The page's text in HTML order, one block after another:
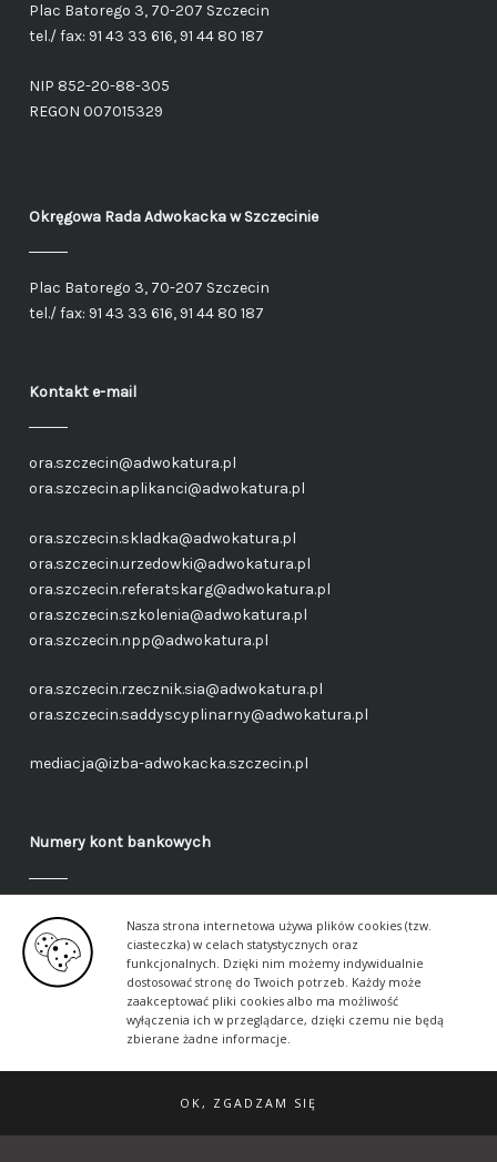
Nasza strona internetowa używa plików cookies (tzw.
ciasteczka) w celach statystycznych oraz
funkcjonalnych. Dzięki nim możemy indywidualnie
dostosować stronę do Twoich potrzeb. Każdy może
zaakceptować pliki cookies albo ma możliwość
wyłączenia ich w przeglądarce, dzięki czemu nie będą
zbierane żadne informacje.
OK, ZGADZAM SIĘ
Plac Batorego 3, 70-207 Szczecin
tel./ fax: 91 43 33 616, 91 44 80 187
NIP 852-20-88-305
REGON 007015329
Okręgowa Rada Adwokackaw Szczecinie
Plac Batorego 3, 70-207 Szczecin
tel./ fax: 91 43 33 616, 91 44 80 187
Kontakt e-mail
ora.szczecin@adwokatura.pl
ora.szczecin.aplikanci@adwokatura.pl
ora.szczecin.skladka@adwokatura.pl
ora.szczecin.urzedowki@adwokatura.pl
ora.szczecin.referatskarg@adwokatura.pl
ora.szczecin.szkolenia@adwokatura.pl
ora.szczecin.npp@adwokatura.pl
ora.szczecin.rzecznik.sia@adwokatura.pl
ora.szczecin.saddyscyplinarny@adwokatura.pl
mediacja@izba-adwokacka.szczecin.pl
Numery kont bankowych
Fundusz administracyjny – ogólny
40 1050 1559 1000 0090 3288 6591
Fundusz aplikancki – ogólny
17 1050 1559 1000 0090 3288 6617